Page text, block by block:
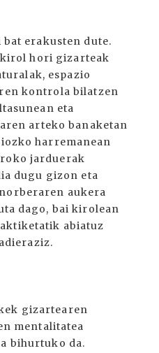
erakusten dute.
hori gizarteak
espazio
kontrola bilatzen
eta
arteko banaketan
harremanean
jarduerak
dugu gizon eta
aukera
dago, bai kirolean
abiatuz
gizartearen
mentalitatea
bihurtuko da.